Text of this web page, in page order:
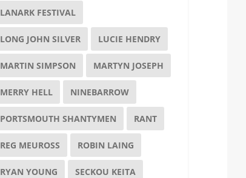
LANARK FESTIVAL
LONG JOHN SILVER LUCIE HENDRY
MARTIN SIMPSON MARTYN JOSEPH
MERRY HELL NINEBARROW
PORTSMOUTH SHANTYMEN RANT
REG MEUROSS ROBIN LAING
RYAN YOUNG SECKOU KEITA